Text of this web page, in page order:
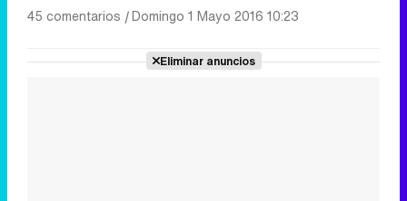
45 comentarios |Domingo 1 Mayo 2016 10:23
Eliminar anuncios